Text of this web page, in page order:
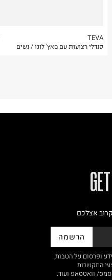
TEVA
סנדלי רצועות עם פאץ' לוגו / נשים
אצלכם
הרשמה
ופרסום על הטבות,
התקשרות
סמס/ וואטסאפ ועוד.